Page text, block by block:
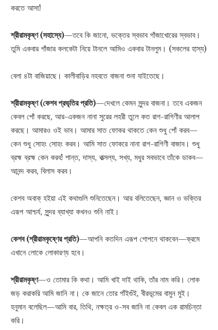
করতে আসা!
শ্রীরামকৃষ্ণ (সহাস্যে)—তবে কি জানো, ভক্তের স্বভাব গাঁজাখোরের স্বভাব।
তুমি একবার গাঁজার কলকেটা নিয়ে টানলে আমিও একবার টানলুম। (সকলের হাস্য)
বেলা ৪টা বাজিয়াছে। কালীবাড়ির নহবতে বাজনা শুনা যাইতেছে।
শ্রীরামকৃষ্ণ (কেশব প্রভৃতির প্রতি)—দেখলে কেমন সুন্দর বাজনা। তবে একজন
কেবল পোঁ করছে, আর-একজন নানা সুরের লহরী তুলে কত রাগ-রাগিণীর আলাপ
করছে। আমারও ওই ভাব। আমার সাত ফোকর থাকতে কেন শুধু পোঁ করব—
কেন শুধু সোহং সোহং করব। আমি সাত ফোকরে নানা রাগ-রাগিণী বাজাব। শুধু
ব্রহ্ম ব্রহ্ম কেন করব! শান্ত, দাস্য, বাত্সল্য, সখ্য, মধুর সবভাবে তাঁকে ডাকব—
আনন্দ করব, বিলাস করব।
কেশব অবাক্ হইয়া এই কথাগুলি শুনিতেছেন। আর বলিতেছেন, জ্ঞান ও ভক্তির
এরূপ আশ্চর্য, সুন্দর ব্যাখ্যা কখনও শুনি নাই।
কেশব (শ্রীরামকৃষ্ণের প্রতি)—আপনি কতদিন এরূপ গোপনে থাকবেন—ক্রমে
এখানে লোকে লোকারণ্য হবে।
শ্রীরামকৃষ্ণ—ও তোমার কি কথা। আমি খাই দাই থাকি, তাঁর নাম করি। লোক
জড় করাকরি আমি জানি না। কে জানে তোর গাঁইগুঁই, বীরভূমের বামুন মুই।
হনুমান বলেছিল—আমি বার, তিথি, নক্ষত্র ও-সব জানি না কেবল এক রামচিন্তা
করি।